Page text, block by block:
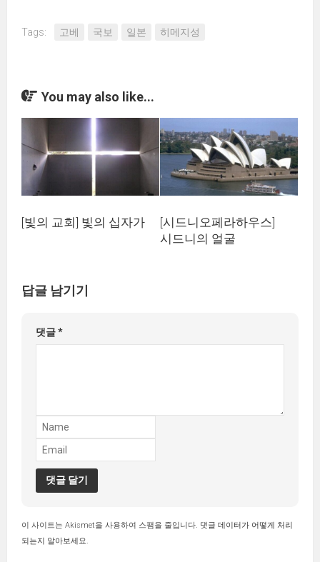
Tags: 고베 국보 일본 히메지성
You may also like...
[빛의 교회] 빛의 십자가
[시드니오페라하우스]
시드니의 얼굴
답글 남기기
댓글*
이 사이트는 Akismet을 사용하여 스팸을 줄입니다. 댓글 데이터가 어떻게 처리
되는지 알아보세요.